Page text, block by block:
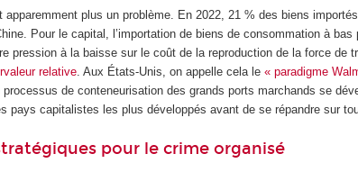
apparemment plus un problème. En 2022, 21 % des biens
Pour le capital, l’importation de biens de consommation à
pression à la baisse sur le coût de la reproduction de la force de
relative. Aux États-Unis, on appelle cela le« paradigme
processus de conteneurisation des grands ports marchands se
pays capitalistes les plus développés avant de se répandre sur
pour le crime organisé